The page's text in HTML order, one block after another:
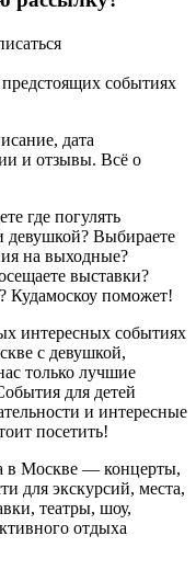
событиях
дата
и отзывы. Всё о
где погулять
девушкой? Выбираете
на выходные?
выставки?
Кудамоскоу поможет!
интересных событиях
с девушкой,
только лучшие
для детей
и интересные
посетить!
в Москве — концерты,
для экскурсий, места,
театры, шоу,
отдыха